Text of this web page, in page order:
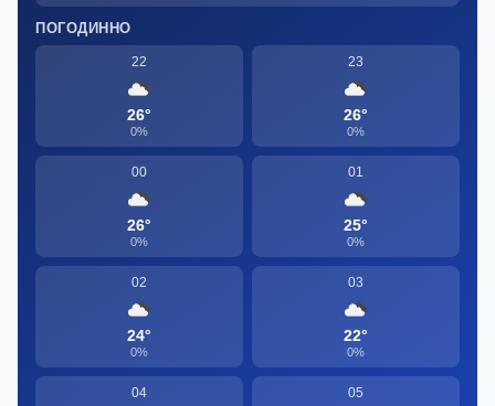
ПОГОДИННО
22
26°
0%
23
26°
0%
00
26°
0%
01
25°
0%
02
24°
0%
03
22°
0%
04 05